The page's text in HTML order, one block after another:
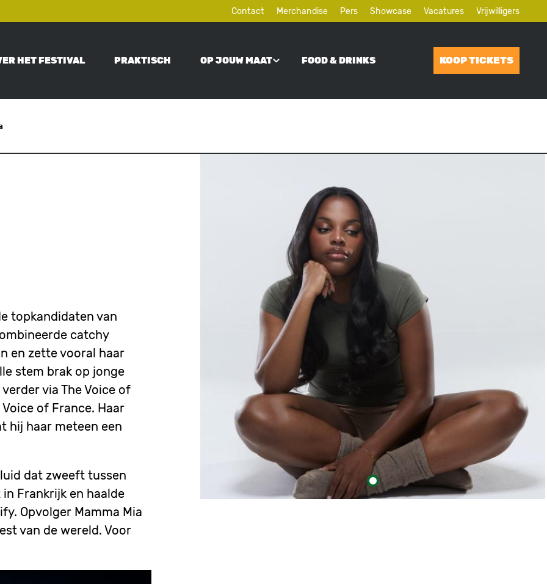
Contact Merchandise Pers Showcase Vacatures Vrijwilligers
HET FESTIVAL PRAKTISCH OP JOUW MAAT FOOD & DRINKS KOOP TICKETS
topkandidaten van
catchy
en zette vooral haar
stem brak op jonge
via The Voice of
of France. Haar
hij haar meteen een
dat zweeft tussen
Frankrijk en haalde
Opvolger Mamma Mia
van de wereld. Voor